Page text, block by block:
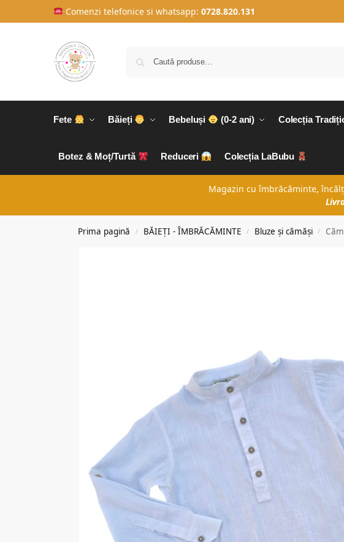
Comenzi telefonice si whatsapp: 0728.820.131
Fete Băieți Bebeluși (0-2 ani) Colecția
Botez & Moț/Turtă Reduceri Colecția LaBubu
Magazin cu îmbrăcăminte,
Prima pagină / BĂIEȚI - ÎMBRĂCĂMINTE / Bluze și cămăși /